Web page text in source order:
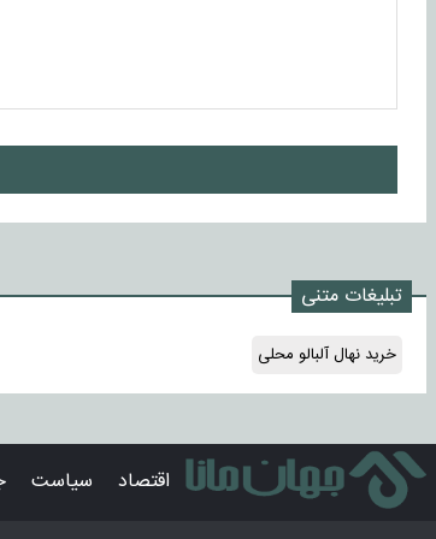
تبلیغات متنی
خرید نهال آلبالو محلی
اقتصاد سیاست